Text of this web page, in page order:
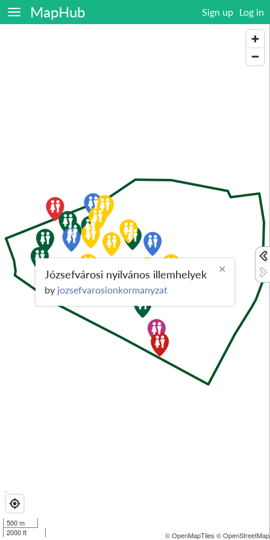
MapHub Sign up Log in
500 m
2000 ft
© OpenMapTiles ©
×
Józsefvárosi nyilvános illemhelyek
by jozsefvarosionkormanyzat